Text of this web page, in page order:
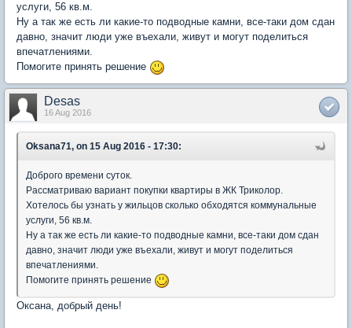
услуги, 56 кв.м.
Ну а так же есть ли какие-то подводные камни, все-таки дом сдан
давно, значит люди уже въехали, живут и могут поделиться
впечатлениями.
Помогите принять решение
Desas
16 Aug 2016
Oksana71, on 15 Aug 2016 - 17:30:
Доброго времени суток.
Рассматриваю вариант покупки квартиры в ЖК Триколор.
Хотелось бы узнать у жильцов сколько обходятся коммунальные
услуги, 56 кв.м.
Ну а так же есть ли какие-то подводные камни, все-таки дом сдан
давно, значит люди уже въехали, живут и могут поделиться
впечатлениями.
Помогите принять решение
Оксана, добрый день!